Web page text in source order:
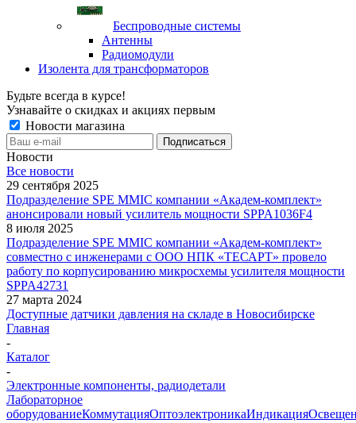
Беспроводные системы
Антенны
Радиомодули
Изолента для трансформаторов
Будьте всегда в курсе!
Узнавайте о скидках и акциях первым
Новости магазина
Новости
Все новости
29 сентября 2025
Подразделение SPE MMIC компании «Академ-комплект»
анонсировали новый усилитель мощности SPPA1036F4
8 июля 2025
Подразделение SPE MMIC компании «Академ-комплект»
совместно с инженерами с ООО НПК «ТЕСАРТ» провело
работу по корпусированию микросхемы усилителя мощности
SPPA42731
27 марта 2024
Доступные датчики давления на складе в Новосибирске
Главная
-
Каталог
-
Электронные компоненты, радиодетали
Лабораторное
оборудованиеКоммутацияОптоэлектроникаИндикация